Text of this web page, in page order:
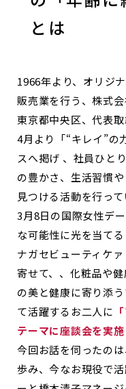
とは
1966年より、オリジ
販売業を行う、株式
東京都中央区、代表
4月より「“キレイ”の
スへ掲げ 、社員ひと
の豊かさ、生活習慣
見つける活動を行って
3月8日の国際女性デ
な可能性に光を当てる
ナガセビューティケ
寄せて、、化粧品や
の美と健康に寄り添
て活躍するお二人に
テーマに座談会を実施
今回お話を伺ったの
歩み、今なお現役で